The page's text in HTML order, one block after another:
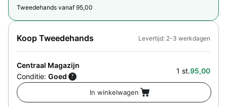
Tweedehands vanaf 95,00
Koop Tweedehands
Centraal Magazijn
Conditie: Goed ?
1 st.95,00
Levertijd: 2-3 werkdagen